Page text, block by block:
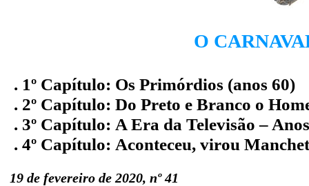
O
. 1º Capítulo: Os Primórdios (anos 60)
. 2º Capítulo: Do Preto e Branco o
. 3º Capítulo: A Era da Televisão –
. 4º Capítulo: Aconteceu, virou
19 de fevereiro de 2020, nº 41